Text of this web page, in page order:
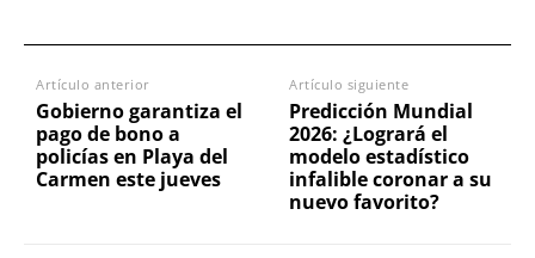
Artículo anterior
Gobierno garantiza el
pago de bono a
policías en Playa del
Carmen este jueves
Artículo siguiente
Predicción Mundial
2026: ¿Logrará el
modelo estadístico
infalible coronar a su
nuevo favorito?